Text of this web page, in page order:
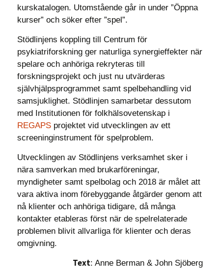
kurskatalogen. Utomstående går in under ”Öppna
kurser” och söker efter ”spel”.
Stödlinjens koppling till Centrum för
psykiatriforskning ger naturliga synergieffekter när
spelare och anhöriga rekryteras till
forskningsprojekt och just nu utvärderas
självhjälpsprogrammet samt spelbehandling vid
samsjuklighet. Stödlinjen samarbetar dessutom
med Institutionen för folkhälsovetenskap i
REGAPS projektet vid utvecklingen av ett
screeninginstrument för spelproblem.
Utvecklingen av Stödlinjens verksamhet sker i
nära samverkan med brukarföreningar,
myndigheter samt spelbolag och 2018 är målet att
vara aktiva inom förebyggande åtgärder genom att
nå klienter och anhöriga tidigare, då många
kontakter etableras först när de spelrelaterade
problemen blivit allvarliga för klienter och deras
omgivning.
Text: Anne Berman & John Sjöberg